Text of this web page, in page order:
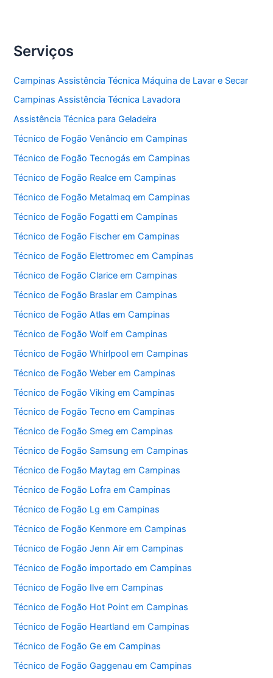
Serviços
Campinas Assistência Técnica Máquina de Lavar e Secar
Campinas Assistência Técnica Lavadora
Assistência Técnica para Geladeira
Técnico de Fogão Venâncio em Campinas
Técnico de Fogão Tecnogás em Campinas
Técnico de Fogão Realce em Campinas
Técnico de Fogão Metalmaq em Campinas
Técnico de Fogão Fogatti em Campinas
Técnico de Fogão Fischer em Campinas
Técnico de Fogão Elettromec em Campinas
Técnico de Fogão Clarice em Campinas
Técnico de Fogão Braslar em Campinas
Técnico de Fogão Atlas em Campinas
Técnico de Fogão Wolf em Campinas
Técnico de Fogão Whirlpool em Campinas
Técnico de Fogão Weber em Campinas
Técnico de Fogão Viking em Campinas
Técnico de Fogão Tecno em Campinas
Técnico de Fogão Smeg em Campinas
Técnico de Fogão Samsung em Campinas
Técnico de Fogão Maytag em Campinas
Técnico de Fogão Lofra em Campinas
Técnico de Fogão Lg em Campinas
Técnico de Fogão Kenmore em Campinas
Técnico de Fogão Jenn Air em Campinas
Técnico de Fogão importado em Campinas
Técnico de Fogão Ilve em Campinas
Técnico de Fogão Hot Point em Campinas
Técnico de Fogão Heartland em Campinas
Técnico de Fogão Ge em Campinas
Técnico de Fogão Gaggenau em Campinas